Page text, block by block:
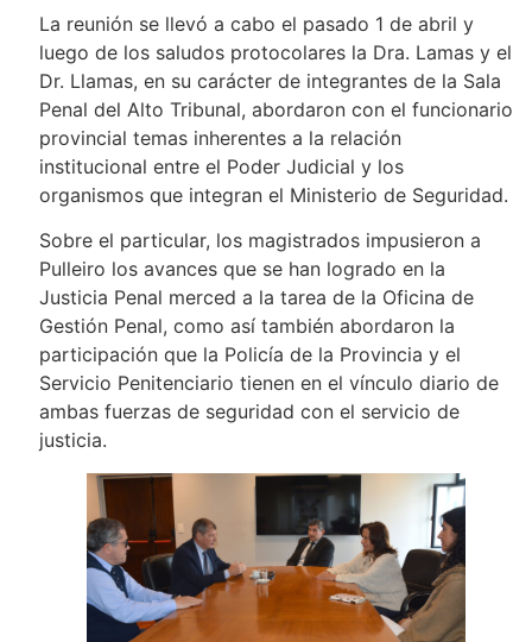
La reunión se llevó a cabo el pasado 1 de abril y
luego de los saludos protocolares la Dra. Lamas y el
Dr. Llamas, en su carácter de integrantes de la Sala
Penal del Alto Tribunal, abordaron con el funcionario
provincial temas inherentes a la relación
institucional entre el Poder Judicial y los
organismos que integran el Ministerio de Seguridad.
Sobre el particular, los magistrados impusieron a
Pulleiro los avances que se han logrado en la
Justicia Penal merced a la tarea de la Oficina de
Gestión Penal, como así también abordaron la
participación que la Policía de la Provincia y el
Servicio Penitenciario tienen en el vínculo diario de
ambas fuerzas de seguridad con el servicio de
justicia.